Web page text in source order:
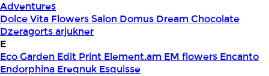
Adventures
Dolce Vita Flowers Salon Domus Dream Chocolate
Dzeragorts arjukner
E
Eco Garden Edit Print Element.am EM flowers Encanto
Endorphina Ereqnuk Esquisse